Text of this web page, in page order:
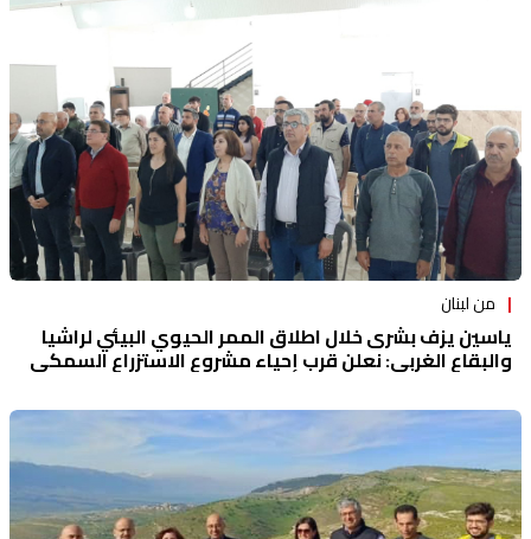
من لبنان
ياسين يزف بشرى خلال اطلاق الممر الحيوي البيئي لراشيا
والبقاع الغربي: نعلن قرب إحياء مشروع الاستزراع السمكي